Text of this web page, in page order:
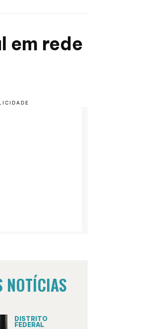
em rede
NOTÍCIAS
DISTRITO
FEDERAL